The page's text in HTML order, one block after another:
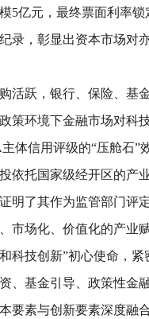
5亿元，最终票面利率
录，彰显出资本市场对
活跃，银行、保险、基
策环境下金融市场对科
体信用评级的“压舱石”
依托国家级经开区的产
明了其作为监管部门评
市场化、价值化的产业
科技创新”初心使命，
、基金引导、政策性金
要素与创新要素深度融